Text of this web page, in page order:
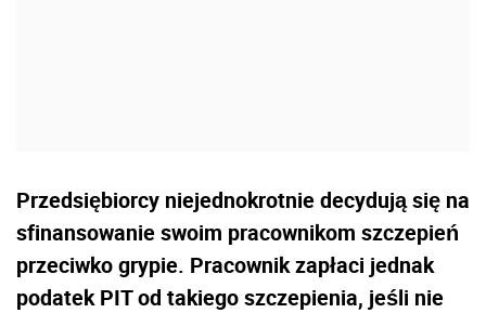
Przedsiębiorcy niejednokrotnie decydują się na
sfinansowanie swoim pracownikom szczepień
przeciwko grypie. Pracownik zapłaci jednak
podatek PIT od takiego szczepienia, jeśli nie